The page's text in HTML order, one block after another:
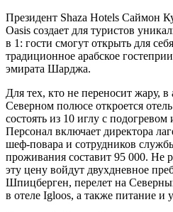
Президент Shaza Hotels Саймон
Oasis создает для туристов
в 1: гости смогут открыть для
традиционное арабское
эмирата Шарджа.
Для тех, кто не переносит жару, в
Северном полюсе откроется
состоять из 10 иглу с
Персонал включает директора
шеф-повара и сотрудников
проживания составит 95 000. Не
эту цену войдут двухдневное
Шпицберген, перелет на
в отеле Igloos, а также питание и